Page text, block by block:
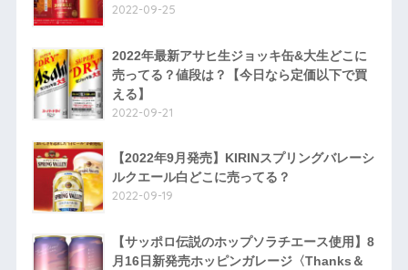
2022-09-25
2022年最新アサヒ生ジョッキ缶&大生どこに
売ってる？値段は？【今日なら定価以下で買
える】
2022-09-21
【2022年9月発売】KIRINスプリングバレーシ
ルクエール白どこに売ってる？
2022-09-19
【サッポロ伝説のホップソラチエース使用】8
月16日新発売ホッピンガレージ〈Thanks＆